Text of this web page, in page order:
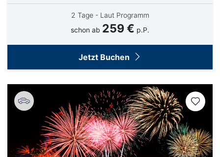
2 Tage - Laut Programm
schon ab 259 € p.P.
Jetzt Buchen